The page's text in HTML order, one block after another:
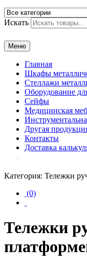
Искать
Меню
Главная
Шкафы
Стеллажи
Оборудование
Сейфы
Медицинская
Другая
Контакты
Доставка
Категория: Тележки
(0)
Тележки